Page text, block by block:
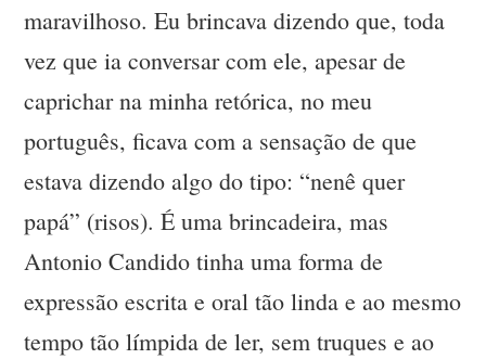
maravilhoso. Eu brincava dizendo que, toda
vez que ia conversar com ele, apesar de
caprichar na minha retórica, no meu
português, ficava com a sensação de que
estava dizendo algo do tipo: “nenê quer
papá” (risos). É uma brincadeira, mas
Antonio Candido tinha uma forma de
expressão escrita e oral tão linda e ao mesmo
tempo tão límpida de ler, sem truques e ao